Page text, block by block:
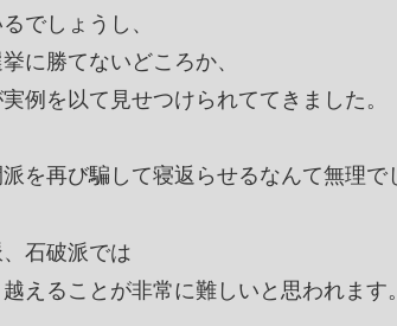
でしょうし、
に勝てないどころか、
例を以て見せつけられててきました。
を再び騙して寝返らせるなんて無理で
石破派では
えることが非常に難しいと思われます。